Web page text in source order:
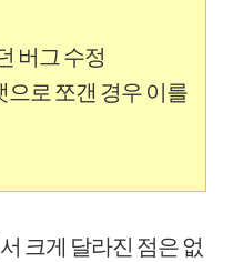
버그 수정
으로 쪼갠 경우 이를
크게 달라진 점은 없